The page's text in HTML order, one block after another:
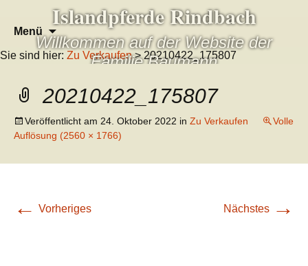
Islandpferde Rindbach
Willkommen auf der Website der
Familie Baumann
Menü
Zum
Inhalt
springen
nach:
Sie sind hier: Zu Verkaufen> 20210422_175807
20210422_175807
Veröffentlicht am 24. Oktober 2022 in Zu Verkaufen
Volle
Auflösung (2560 × 1766)
← Vorheriges Nächstes →